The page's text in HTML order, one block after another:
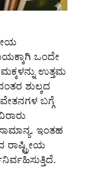
ಒಂದೇ
ಉತ್ತಮ
ಶುಲ್ಕದ
ಬಗ್ಗೆ
ಇಂತಹ
ರಾಷ್ಟ್ರೀಯ